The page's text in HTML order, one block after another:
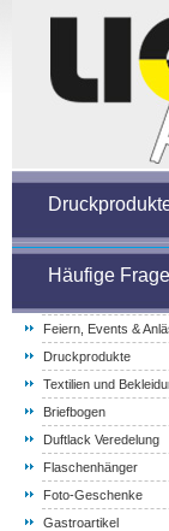
Häufige
Feiern, Events &
Druckprodukte
Textilien und
Briefbogen
Duftlack Veredelung
Flaschenhänger
Foto-Geschenke
Gastroartikel